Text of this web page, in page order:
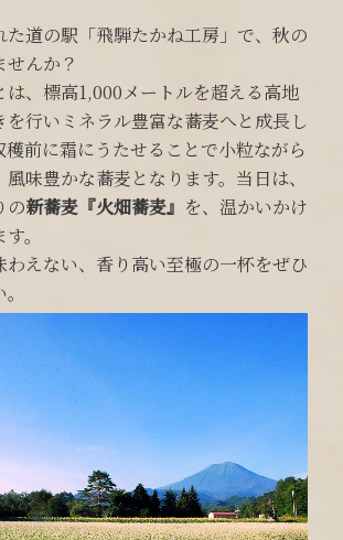
た道の駅「飛騨たかね工房」で、秋の
んか？
は、標高1,000メートルを超える高地
を行いミネラル豊富な蕎麦へと成長し
穫前に霜にうたせることで小粒ながら
味豊かな蕎麦となります。当日は、
の新蕎麦『火畑蕎麦』 を、温かいかけ
。
わえない、香り高い至極の一杯をぜひ